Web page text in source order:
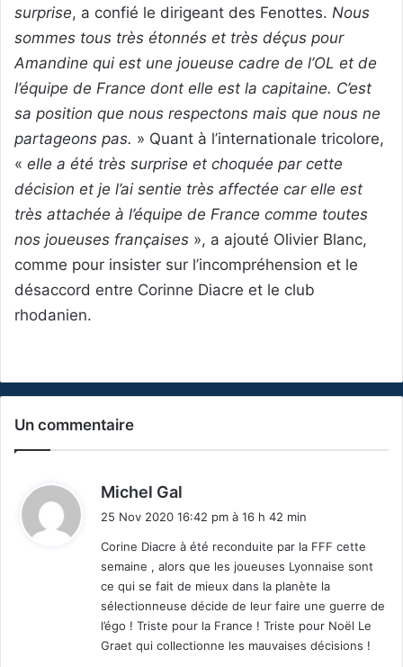
surprise, a confié le dirigeant des Fenottes. Nous
sommes tous très étonnés et très déçus pour
Amandine qui est une joueuse cadre de l’OL et de
l’équipe de France dont elle est la capitaine. C’est
sa position que nous respectons mais que nous ne
partageons pas. » Quant à l’internationale tricolore,
« elle a été très surprise et choquée par cette
décision et je l’ai sentie très affectée car elle est
très attachée à l’équipe de France comme toutes
nos joueuses françaises », a ajouté Olivier Blanc,
comme pour insister sur l’incompréhension et le
désaccord entre Corinne Diacre et le club
rhodanien.
Un commentaire
Michel Gal
:
25 Nov 2020 16:42 pm à 16 h 42 min
Corine Diacre à été reconduite par la FFF cette
semaine , alors que les joueuses Lyonnaise sont
ce qui se fait de mieux dans la planète la
sélectionneuse décide de leur faire une guerre de
l’égo ! Triste pour la France ! Triste pour Noël Le
Graet qui collectionne les mauvaises décisions !